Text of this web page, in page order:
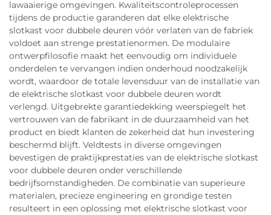
lawaaierige omgevingen. Kwaliteitscontroleprocessen
tijdens de productie garanderen dat elke elektrische
slotkast voor dubbele deuren vóór verlaten van de fabriek
voldoet aan strenge prestatienormen. De modulaire
ontwerpfilosofie maakt het eenvoudig om individuele
onderdelen te vervangen indien onderhoud noodzakelijk
wordt, waardoor de totale levensduur van de installatie van
de elektrische slotkast voor dubbele deuren wordt
verlengd. Uitgebrekte garantiedekking weerspiegelt het
vertrouwen van de fabrikant in de duurzaamheid van het
product en biedt klanten de zekerheid dat hun investering
beschermd blijft. Veldtests in diverse omgevingen
bevestigen de praktijkprestaties van de elektrische slotkast
voor dubbele deuren onder verschillende
bedrijfsomstandigheden. De combinatie van superieure
materialen, precieze engineering en grondige testen
resulteert in een oplossing met elektrische slotkast voor